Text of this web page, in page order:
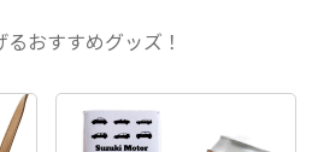
ニメ、エンタメ、スポー
気です。 国内生産で小ロッ
トからの制作も承っており
おすすめグッズ！